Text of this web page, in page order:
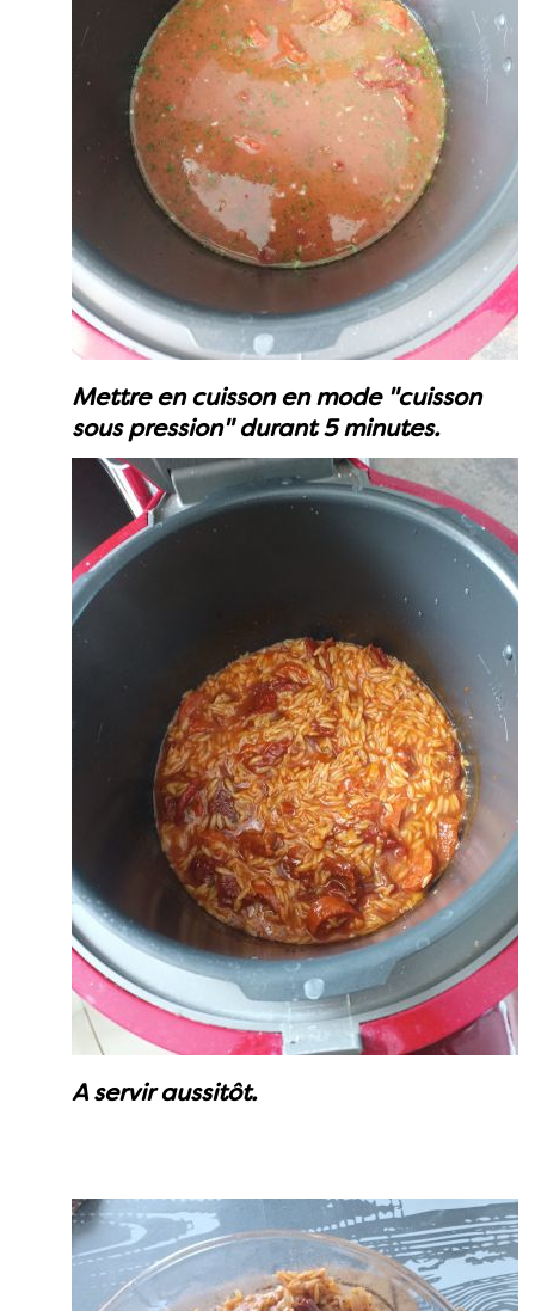
Mettre en cuisson en mode "cuisson
sous pression" durant 5 minutes.
A servir aussitôt.